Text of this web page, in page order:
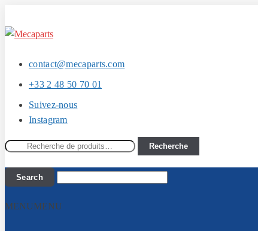
Aller
Aller
contenucontact@mecaparts.com
+33 2 48 50 70 01
Suivez-nous
Instagram
Recherche
Recherche
MENUMENU